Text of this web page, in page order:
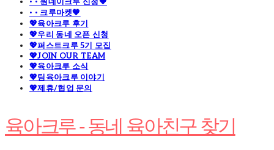
· · 크루마켓🧡
💖육아크루 후기
💖우리 동네 오픈 신청
💖퍼스트크루 5기 모집
💖JOIN OUR TEAM
💖육아크루 소식
💖팀육아크루 이야기
💖제휴/협업 문의
육아크루 - 동네 육아친구 찾기